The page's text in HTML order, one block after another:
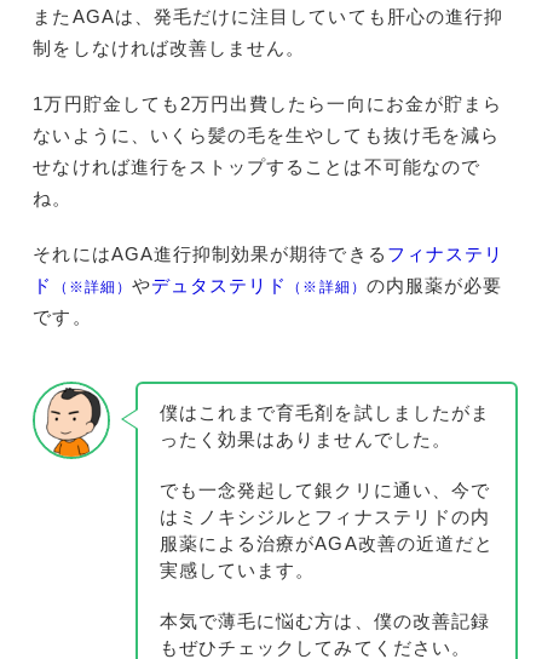
またAGAは、発毛だけに注目していても肝心の進行抑
制をしなければ改善しません。
1万円貯金しても2万円出費したら一向にお金が貯まら
ないように、いくら髪の毛を生やしても抜け毛を減ら
せなければ進行をストップすることは不可能なので
ね。
それにはAGA進行抑制効果が期待できる フィナステリ
ド
（※詳細） やデュタステリド （※詳細） の内服薬が必要
です。
僕はこれまで育毛剤を試しましたがま
ったく効果はありませんでした。
でも一念発起して銀クリに通い、今で
はミノキシジルとフィナステリドの内
服薬による治療がAGA改善の近道だと
実感しています。
本気で薄毛に悩む方は、僕の改善記録
もぜひチェックしてみてください。